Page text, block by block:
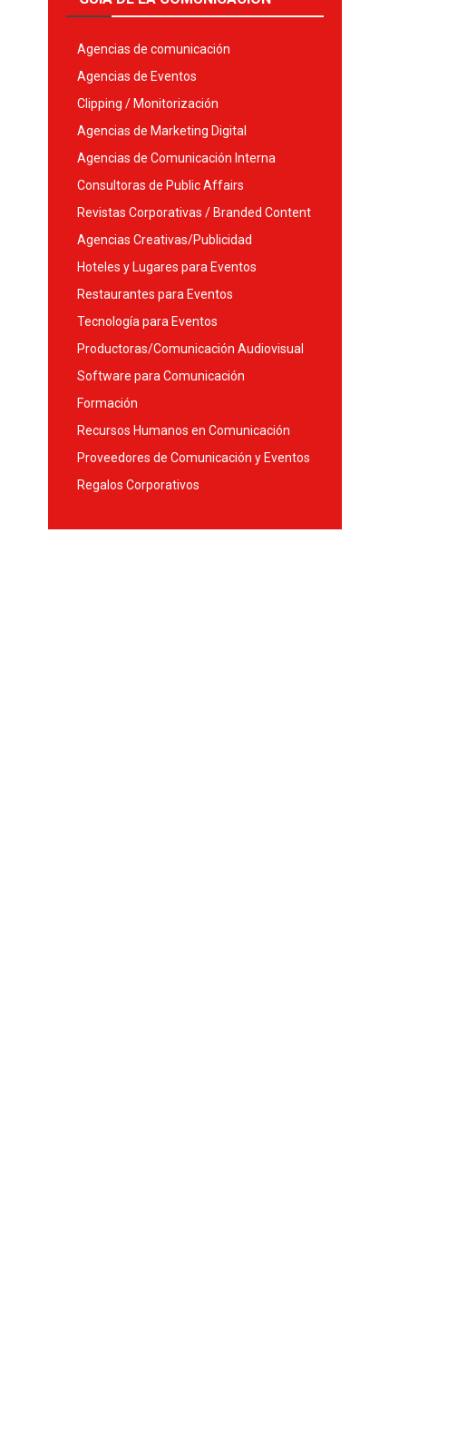
Agencias de comunicación
Agencias de Eventos
Clipping / Monitorización
Agencias de Marketing Digital
Agencias de Comunicación Interna
Consultoras de Public Affairs
Revistas Corporativas / Branded Content
Agencias Creativas/Publicidad
Hoteles y Lugares para Eventos
Restaurantes para Eventos
Tecnología para Eventos
Productoras/Comunicación Audiovisual
Software para Comunicación
Formación
Recursos Humanos en Comunicación
Proveedores de Comunicación y Eventos
Regalos Corporativos